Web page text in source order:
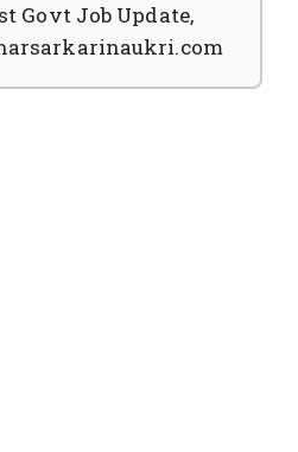
Govt Job Update,